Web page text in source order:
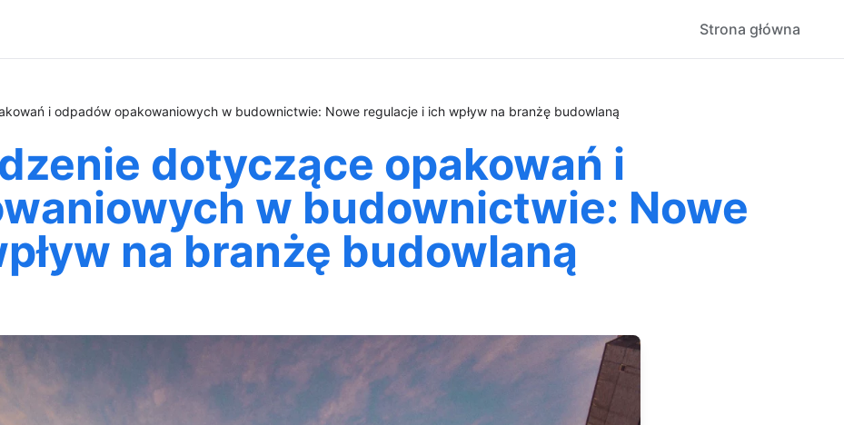
Strona główna
i odpadów opakowaniowych w budownictwie: Nowe regulacje i ich wpływ na branżę budowlaną
dotyczące opakowań i
w budownictwie: Nowe
na branżę budowlaną